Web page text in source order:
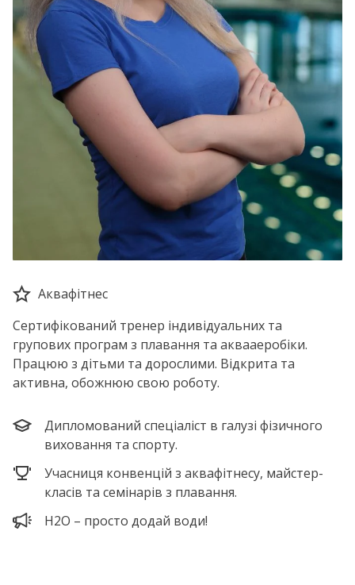
Аквафітнес
Сертифікований тренер індивідуальних та
групових програм з плавання та аквааеробіки.
Працюю з дітьми та дорослими. Відкрита та
активна, обожнюю свою роботу.
Дипломований спеціаліст в галузі фізичного
виховання та спорту.
Учасниця конвенцій з аквафітнесу, майстер-
класів та семінарів з плавання.
H2O – просто додай води!